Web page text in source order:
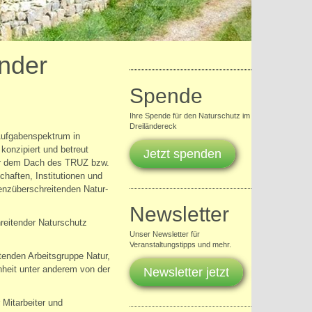
in
und betreut
Dach des TRUZ bzw.
Institutionen und
Natur-
Naturschutz
Arbeitsgruppe Natur,
unter anderem von der
und
Spende
Ihre Spende für den Naturschutz im
Dreiländereck
Jetzt spenden
Newsletter
Unser Newsletter für
Veranstaltungstipps und mehr.
Newsletter jetzt